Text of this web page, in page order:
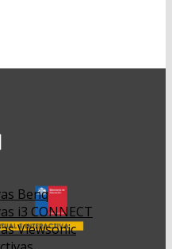
Benq
i3 CONNECT
Viewsonic